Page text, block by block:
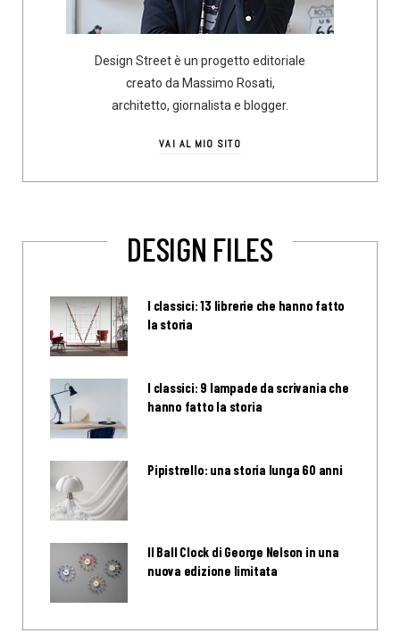
Design Street è un progetto editoriale
creato da Massimo Rosati,
architetto, giornalista e blogger.
VAI AL MIO SITO
DESIGN FILES
I classici: 13 librerie che hanno fatto
la storia
I classici: 9 lampade da scrivania che
hanno fatto la storia
Pipistrello: una storia lunga 60 anni
Il Ball Clock di George Nelson in una
nuova edizione limitata